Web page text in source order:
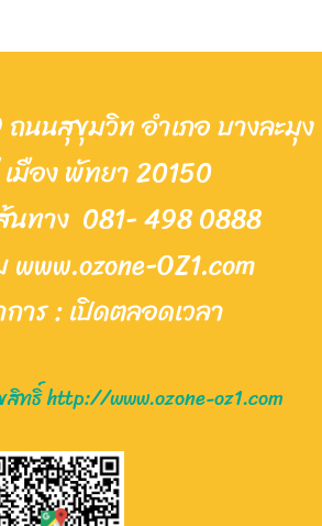
นนสุขุมวิท อำเภอ บางละมุง
มือง พัทยา 20150
นทาง 081- 498 0888
OZ1.com
าร : เปิดตลอดเวลา
ทธิ์ http://www.ozone-oz1.com